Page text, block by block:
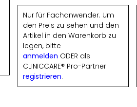
Nur für Fachanwender. Um
den Preis zu sehen und den
Artikel in den Warenkorb zu
legen, bitte
anmelden ODER als
CLINICCARE® Pro-Partner
registrieren.